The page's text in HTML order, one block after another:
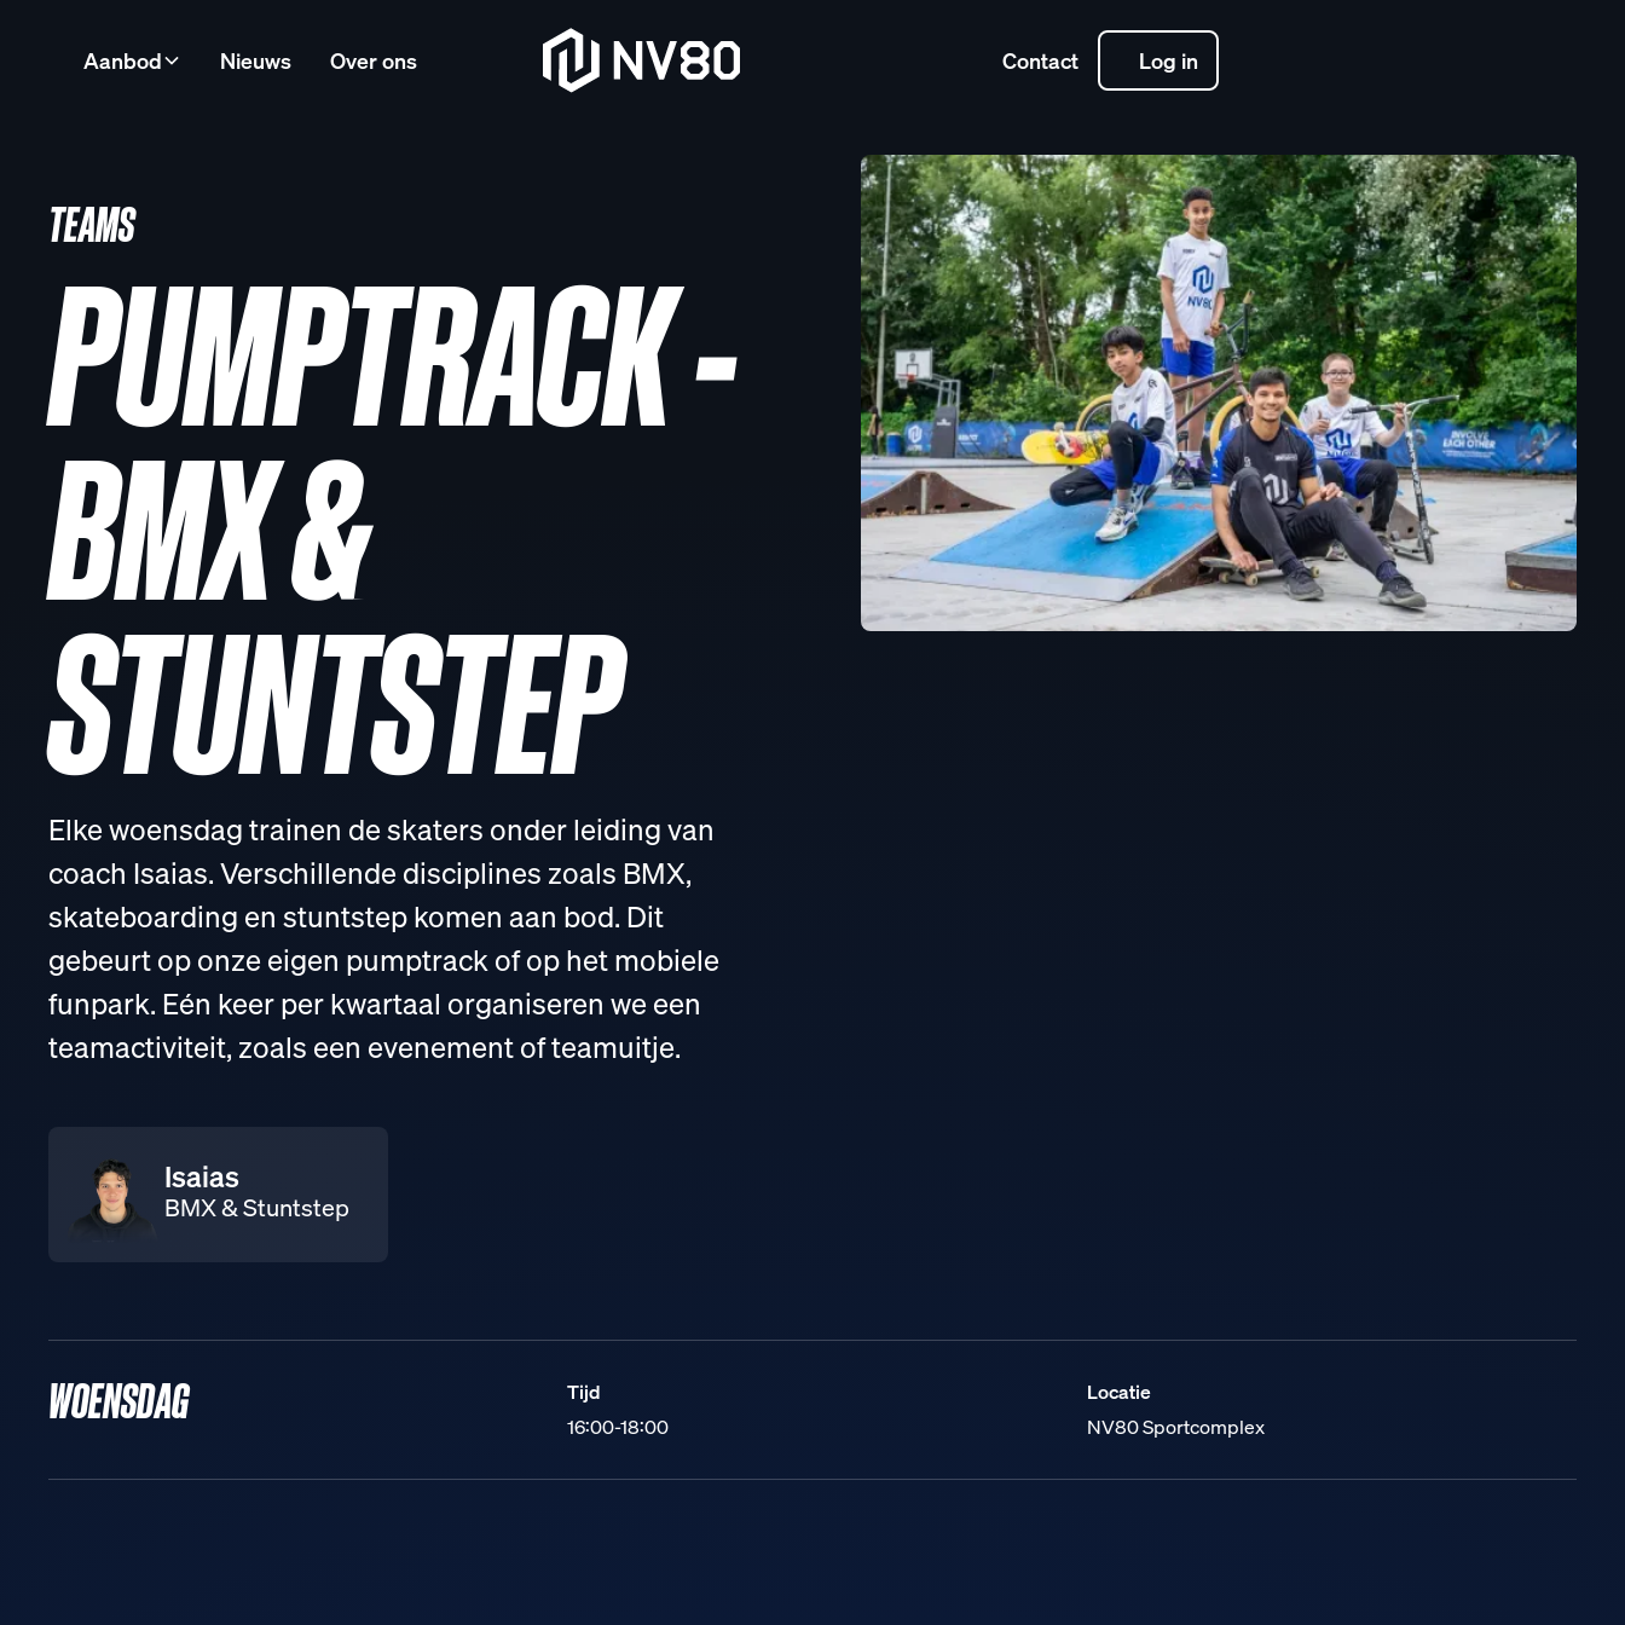
Aanbod Nieuws Over ons Contact Log in
TEAMS
PUMPTRACK -
BMX &
STUNTSTEP
Elke woensdag trainen de skaters onder leiding van
coach Isaias. Verschillende disciplines zoals BMX,
skateboarding en stuntstep komen aan bod. Dit
gebeurt op onze eigen pumptrack of op het mobiele
funpark. Eén keer per kwartaal organiseren we een
teamactiviteit, zoals een evenement of teamuitje.
Isaias
BMX & Stuntstep
WOENSDAG
Tijd
16:00-18:00
Locatie
NV80 Sportcomplex